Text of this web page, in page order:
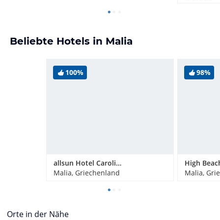
Beliebte Hotels in Malia
100%
allsun Hotel Carolina Sun Beach
Malia, Griechenland
98%
High
Malia,
Orte in der Nähe